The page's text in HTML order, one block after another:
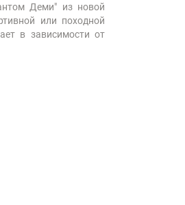
Деми" из новой
или походной
в зависимости от